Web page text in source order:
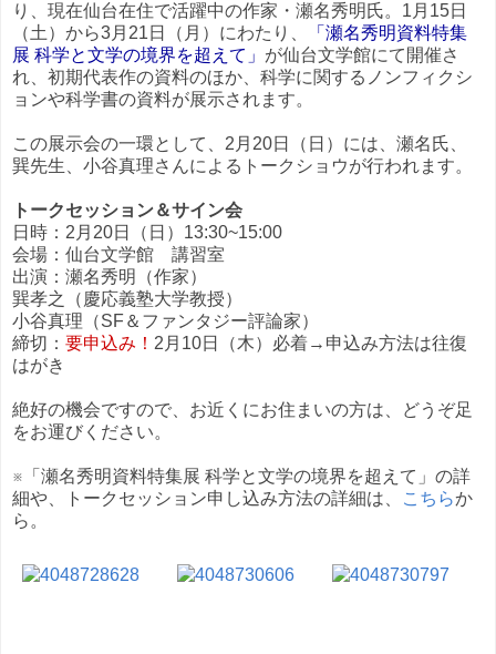
り、現在仙台在住で活躍中の作家・瀬名秀明氏。1月15日
（土）から3月21日（月）にわたり、
「瀬名秀明資料特集
展 科学と文学の境界を超えて」 が仙台文学館にて開催さ
れ、初期代表作の資料のほか、科学に関するノンフィクシ
ョンや科学書の資料が展示されます。
この展示会の一環として、2月20日（日）には、瀬名氏、
巽先生、小谷真理さんによるトークショウが行われます。
トークセッション＆サイン会
日時：2月20日（日）13:30~15:00
会場：仙台文学館 講習室
出演：瀬名秀明（作家）
巽孝之（慶応義塾大学教授）
小谷真理（SF＆ファンタジー評論家）
締切： 要申込み！ 2月10日（木）必着→申込み方法は往復
はがき
絶好の機会ですので、お近くにお住まいの方は、どうぞ足
をお運びください。
※「瀬名秀明資料特集展 科学と文学の境界を超えて」の詳
細や、トークセッション申し込み方法の詳細は、
こちらか
ら。